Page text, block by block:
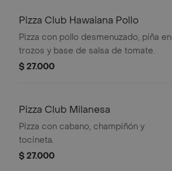
Pizza Club Hawaiana Pollo
Pizza con pollo desmenuzado, piña en
trozos y base de salsa de tomate.
$ 27.000
Pizza Club Milanesa
Pizza con cabano, champiñón y
tocineta.
$ 27.000